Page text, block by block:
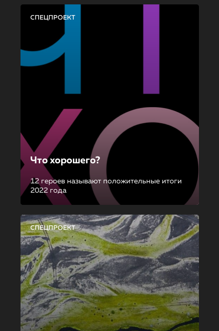
СПЕЦПРОЕКТ
Что хорошего?
12 героев называют положительные итоги
2022 года
СПЕЦПРОЕКТ